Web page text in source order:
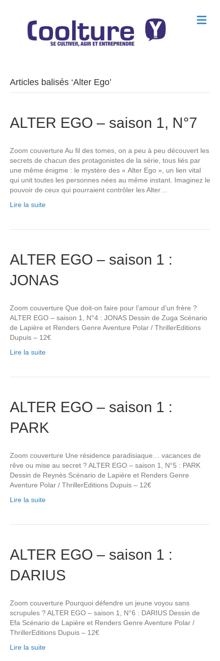
M
e
Articles balisés ‘Alter Ego’
ALTER EGO – saison 1, N°7
Zoom couverture Au fil des tomes, on a peu à peu découvert les
secrets de chacun des protagonistes de la série, tous liés par
une même énigme : le mystère des « Alter Ego », un lien vital
qui unit toutes les personnes nées au même instant. Imaginez le
pouvoir de ceux qui pourraient contrôler les Alter…
Lire la suite
ALTER EGO – saison 1 :
JONAS
Zoom couverture Que doit-on faire pour l’amour d’un frère ?
ALTER EGO – saison 1, N°4 : JONAS Dessin de Zuga Scénario
de Lapière et Renders Genre Aventure Polar / ThrillerEditions
Dupuis – 12€
Lire la suite
ALTER EGO – saison 1 :
PARK
Zoom couverture Une résidence paradisiaque… vacances de
rêve ou mise au secret ? ALTER EGO – saison 1, N°5 : PARK
Dessin de Reynès Scénario de Lapière et Renders Genre
Aventure Polar / ThrillerEditions Dupuis – 12€
Lire la suite
ALTER EGO – saison 1 :
DARIUS
Zoom couverture Pourquoi défendre un jeune voyou sans
scrupules ? ALTER EGO – saison 1, N°6 : DARIUS Dessin de
Efa Scénario de Lapière et Renders Genre Aventure Polar /
ThrillerEditions Dupuis – 12€
Lire la suite